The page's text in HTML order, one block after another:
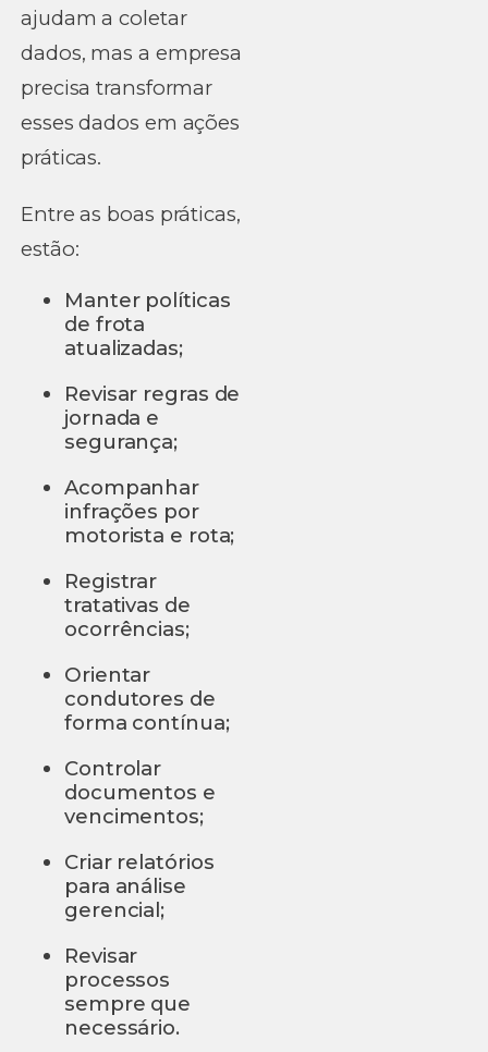
ajudam a coletar
dados, mas a empresa
precisa transformar
esses dados em ações
práticas.
Entre as boas práticas,
estão:
Manter políticas
de frota
atualizadas;
Revisar regras de
jornada e
segurança;
Acompanhar
infrações por
motorista e rota;
Registrar
tratativas de
ocorrências;
Orientar
condutores de
forma contínua;
Controlar
documentos e
vencimentos;
Criar relatórios
para análise
gerencial;
Revisar
processos
sempre que
necessário.